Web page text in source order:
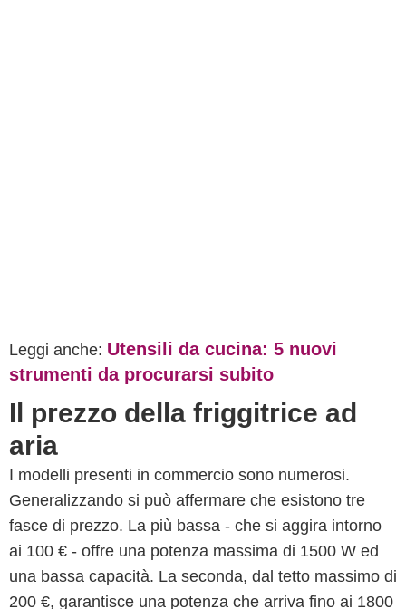
Leggi anche: Utensili da cucina: 5 nuovi
strumenti da procurarsi subito
Il prezzo della friggitrice ad
aria
I modelli presenti in commercio sono numerosi.
Generalizzando si può affermare che esistono tre
fasce di prezzo. La più bassa - che si aggira intorno
ai 100 € - offre una potenza massima di 1500 W ed
una bassa capacità. La seconda, dal tetto massimo di
200 €, garantisce una potenza che arriva fino ai 1800